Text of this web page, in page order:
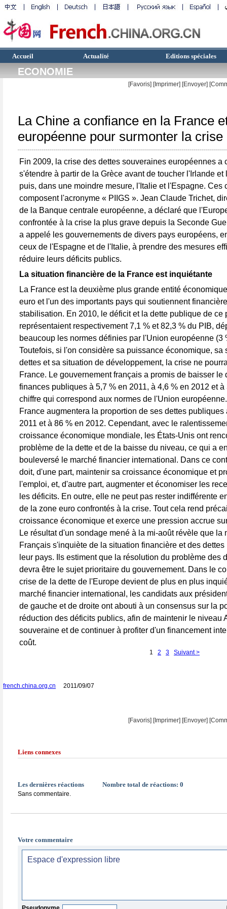
Accueil Actualité Editions spéciales
ECONOMIE
[Favoris] [Imprimer] [Envoyer]
La Chine a confiance en la France
européenne pour surmonter la crise
Fin 2009, la crise des dettes souveraines européennes a
s'étendre à partir de la Grèce avant de toucher l'Irlande et
puis, dans une moindre mesure, l'Italie et l'Espagne. Ces
composent l'acronyme « PIIGS ». Jean Claude Trichet,
de la Banque centrale européenne, a déclaré que
confrontée à la crise la plus grave depuis la Seconde
a appelé les gouvernements de divers pays européens,
ceux de l'Espagne et de l'Italie, à prendre des mesures
réduire leurs déficits publics.
La situation financière de la France est inquiétante
La France est la deuxième plus grande entité
euro et l'un des importants pays qui soutiennent
stabilisation. En 2010, le déficit et la dette publique de ce
représentaient respectivement 7,1 % et 82,3 % du PIB,
beaucoup les normes définies par l'Union européenne (3
Toutefois, si l'on considère sa puissance économique, sa
dettes et sa situation de développement, la crise ne
France. Le gouvernement français a promis de baisser le
finances publiques à 5,7 % en 2011, à 4,6 % en 2012 et à
chiffre qui correspond aux normes de l'Union
France augmentera la proportion de ses dettes publiques
2011 et à 86 % en 2012. Cependant, avec le
croissance économique mondiale, les États-Unis ont
problème de la dette et de la baisse du niveau, ce qui a
bouleversé le marché financier international. Dans ce
doit, d'une part, maintenir sa croissance économique et
l'emploi, et, d'autre part, augmenter et économiser les
les déficits. En outre, elle ne peut pas rester indifférente
de la zone euro confrontés à la crise. Tout cela rend
croissance économique et exerce une pression accrue
Le résultat d'un sondage mené à la mi-août révèle que la
Français s'inquiète de la situation financière et des
leur pays. Ils estiment que la résolution du problème des
devra être le sujet prioritaire du gouvernement. Dans le
crise de la dette de l'Europe devient de plus en plus
marché financier international, les candidats aux
de gauche et de droite ont abouti à un consensus sur la
réduction des déficits publics, afin de maintenir le niveau
souveraine et de continuer à profiter d'un financement
coût.
1 2 3 Suivant >
french.china.org.cn 2011/09/07
[Favoris] [Imprimer] [Envoyer]
Liens connexes
Les dernières réactions Nombre total de réactions: 0
Sans commentaire.
Votre commentaire